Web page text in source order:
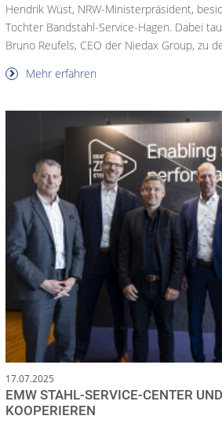
Hendrik Wüst, NRW-Ministerpräsident,
Tochter Bandstahl-Service-Hagen. Dabei
Bruno Reufels, CEO der Niedax Group, zu
Mehr erfahren
17.07.2025
EMW STAHL-SERVICE-CENTER
KOOPERIEREN